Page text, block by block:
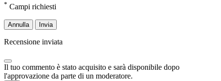
* Campi richiesti
Annulla Invia
Recensione inviata
Il tuo commento è stato acquisito e sarà disponibile dopo
l'approvazione da parte di un moderatore.